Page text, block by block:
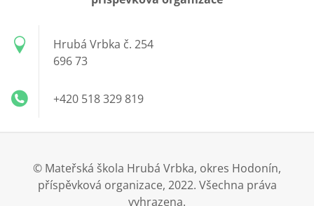
Hrubá Vrbka č. 254
696 73
+420 518 329 819
© Mateřská škola Hrubá Vrbka, okres Hodonín,
příspěvková organizace, 2022. Všechna práva
vyhrazena.